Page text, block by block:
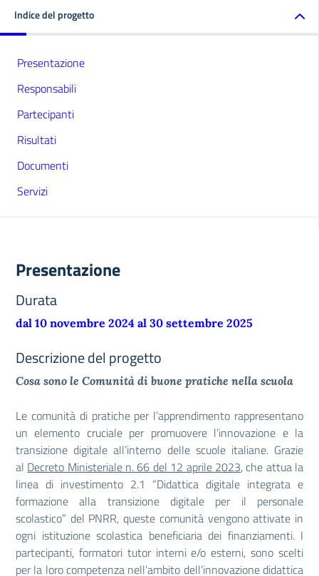
Indice del progetto
Presentazione
Responsabili
Partecipanti
Risultati
Documenti
Servizi
Presentazione
Durata
dal 10 novembre 2024 al 30 settembre 2025
Descrizione del progetto
Cosa sono le Comunità di buone pratiche nella scuola
Le comunità di pratiche per l’apprendimento rappresentano
un elemento cruciale per promuovere l’innovazione e la
transizione digitale all’interno delle scuole italiane. Grazie
al Decreto Ministeriale n. 66 del 12 aprile 2023, che attua la
linea di investimento 2.1 “Didattica digitale integrata e
formazione alla transizione digitale per il personale
scolastico” del PNRR, queste comunità vengono attivate in
ogni istituzione scolastica beneficiaria dei finanziamenti. I
partecipanti, formatori tutor interni e/o esterni, sono scelti
per la loro competenza nell’ambito dell’innovazione didattica